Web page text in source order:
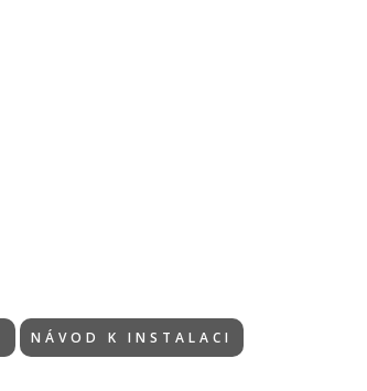
NÁVOD K INSTALACI